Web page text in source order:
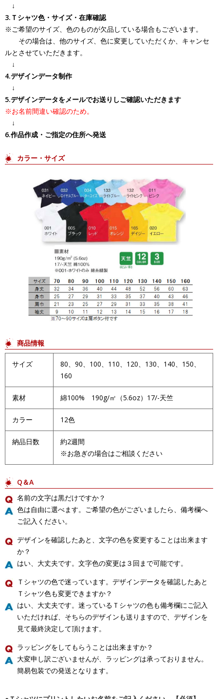
↓
3.Ｔシャツ色・サイズ・在庫確認
※ご希望のサイズ、色のものが欠品している場合もございます。
その場合は、他のサイズ、色に変更していただくか、キャンセ
ルとさせていただきます。
↓
4.デザインデータ制作
↓
5.デザインデータをメールでお送りしご確認いただきます
※お名前間違い確認のため。
↓
6.作品作成・ご指定の住所へ発送
カラー・サイズ
商品情報
サイズ
80、90、100、110、120、130、140、150、
160
素材 綿100% 190g/㎡（5.6oz）17/-天竺
カラー 12色
納品日数
約2週間
※お急ぎの場合はご相談ください
Q＆A
名前の文字は黒だけですか？
色は自由に選べます。ご希望の色がございましたら、備考欄へ
ご記入ください。
デザインを確認したあと、文字の色を変更することは出来ます
か？
はい、大丈夫です。文字色の変更は３回まで可能です。
Ｔシャツの色で迷っています。デザインデータを確認したあと
Ｔシャツ色も変更できますか？
はい、大丈夫です。迷っているＴシャツの色も備考欄にご記入
いただければ、そちらのデザインも送りますので、デザインを
見て最終決定して頂けます。
ラッピングをしてもらうことは出来ますか？
大変申し訳ございませんが、ラッピングは承っておりません。
簡易包装での発送となります。